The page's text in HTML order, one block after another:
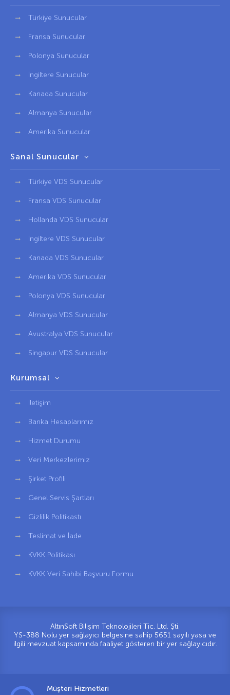
Türkiye Sunucular
Fransa Sunucular
Polonya Sunucular
İngiltere Sunucular
Kanada Sunucular
Almanya Sunucular
Amerika Sunucular
Sanal Sunucular
Türkiye VDS Sunucular
Fransa VDS Sunucular
Hollanda VDS Sunucular
İngiltere VDS Sunucular
Kanada VDS Sunucular
Amerika VDS Sunucular
Polonya VDS Sunucular
Almanya VDS Sunucular
Avustralya VDS Sunucular
Singapur VDS Sunucular
Kurumsal
İletişim
Banka Hesaplarımız
Hizmet Durumu
Veri Merkezlerimiz
Şirket Profili
Genel Servis Şartları
Gizlilik Politikastı
Teslimat ve İade
KVKK Politikası
KVKK Veri Sahibi Başvuru Formu
AltınSoft Bilişim Teknolojileri Tic. Ltd. Şti.
YS-388 Nolu yer sağlayıcı belgesine sahip 5651 sayılı yasa ve
ilgili mevzuat kapsamında faaliyet gösteren bir yer sağlayıcıdır.
Müşteri Hizmetleri